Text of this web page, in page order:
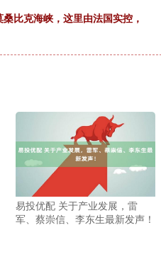
比克海峡，这里由法国实控，
易投优配 关于产业发展，雷
军、蔡崇信、李东生最新发声！